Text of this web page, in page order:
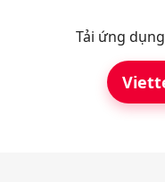
Tải ứng